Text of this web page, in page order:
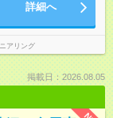
詳細へ
アリング
掲載日：2026.08.05